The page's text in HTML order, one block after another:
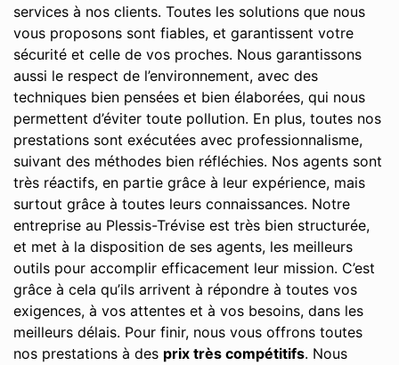
services à nos clients. Toutes les solutions que nous
vous proposons sont fiables, et garantissent votre
sécurité et celle de vos proches. Nous garantissons
aussi le respect de l’environnement, avec des
techniques bien pensées et bien élaborées, qui nous
permettent d’éviter toute pollution. En plus, toutes nos
prestations sont exécutées avec professionnalisme,
suivant des méthodes bien réfléchies. Nos agents sont
très réactifs, en partie grâce à leur expérience, mais
surtout grâce à toutes leurs connaissances. Notre
entreprise au Plessis-Trévise est très bien structurée,
et met à la disposition de ses agents, les meilleurs
outils pour accomplir efficacement leur mission. C’est
grâce à cela qu’ils arrivent à répondre à toutes vos
exigences, à vos attentes et à vos besoins, dans les
meilleurs délais. Pour finir, nous vous offrons toutes
nos prestations à des prix très compétitifs. Nous